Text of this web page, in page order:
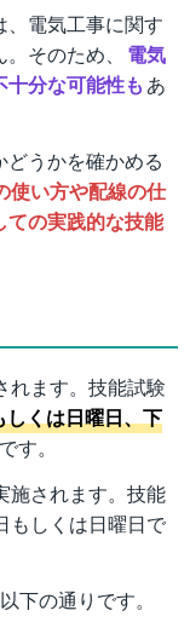
電気工事に関す
そのため、
電気
分な可能性も あ
うかを確かめる
使い方や配線の仕
ての実践的な技能
れます。技能試験
くは日曜日、下
です。
施されます。技能
もしくは日曜日で
下の通りです。